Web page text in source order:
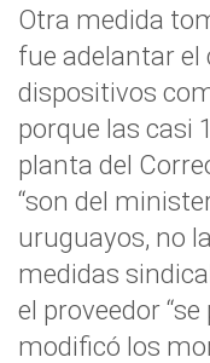
Otra medida
fue adelantar el
dispositivos
porque las casi
planta del
“son del
uruguayos, no
medidas
el proveedor
modificó los